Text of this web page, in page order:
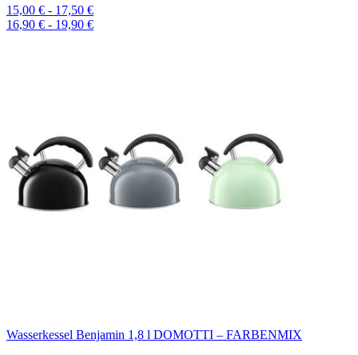
15,00 € - 17,50 €
16,90 € - 19,90 €
Wasserkessel Benjamin 1,8 l DOMOTTI – FARBENMIX